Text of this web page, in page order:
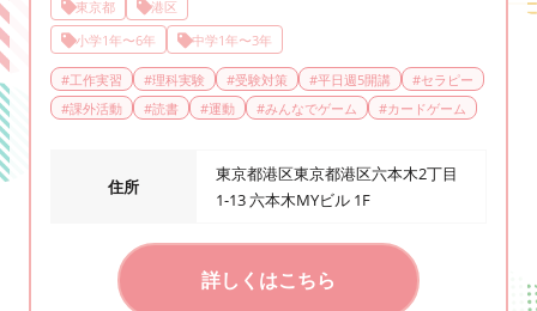
東京都
港区
小学1年〜6年
中学1年〜3年
#工作実習 #理科実験 #受験対策 #平日週5開講 #セラピー
#課外活動 #読書 #運動 #みんなでゲーム #カードゲーム
住所
東京都港区東京都港区六本木2丁目
1-13 六本木MYビル 1F
詳しくはこちら